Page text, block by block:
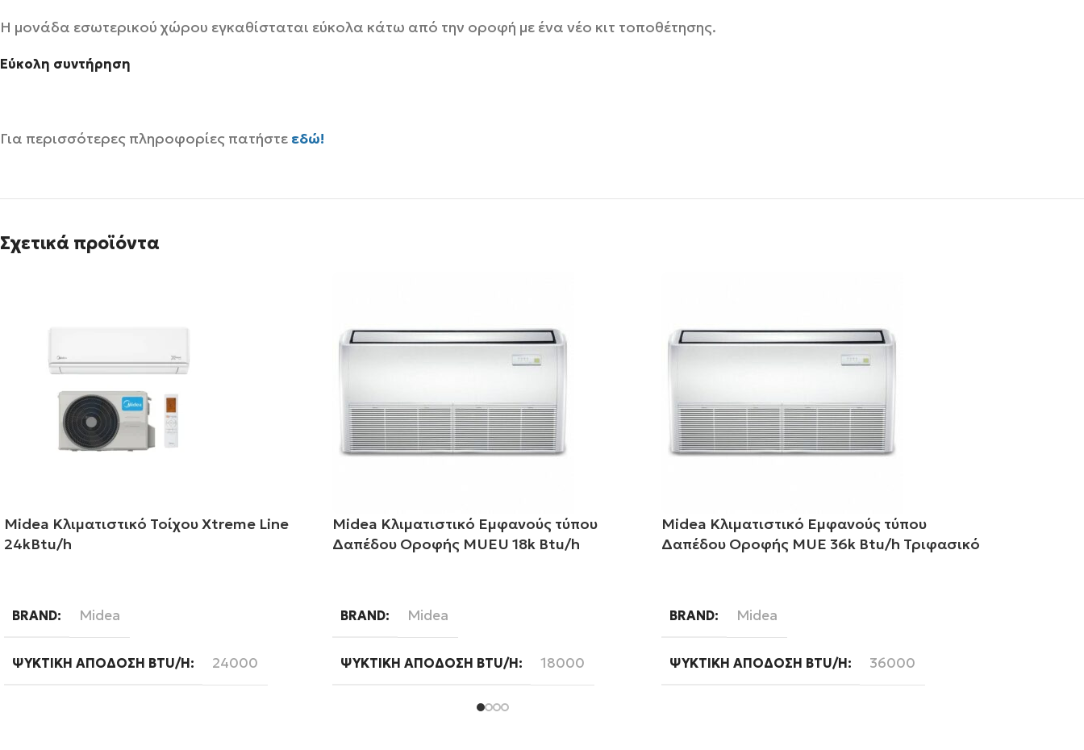
Η μονάδα εσωτερικού χώρου εγκαθίσταται εύκολα κάτω από την οροφή με ένα νέο κιτ τοποθέτησης.
Εύκολη συντήρηση
Για περισσότερες πληροφορίες πατήστε εδώ!
Σχετικά προϊόντα
Midea Κλιματιστικό Τοίχου Xtreme Line
24kBtu/h
BRAND Midea
ΨΥΚΤΙΚΉ ΑΠΌΔΟΣΗ BTU/H 24000
Midea Κλιματιστικό Εμφανούς τύπου
Δαπέδου Οροφής MUEU 18k Btu/h
BRAND Midea
ΨΥΚΤΙΚΉ ΑΠΌΔΟΣΗ BTU/H 18000
Midea Κλιματιστικό Εμφανούς τύπου
Δαπέδου Οροφής MUE 36k Btu/h Τριφασικό
BRAND Midea
ΨΥΚΤΙΚΉ ΑΠΌΔΟΣΗ BTU/H 36000